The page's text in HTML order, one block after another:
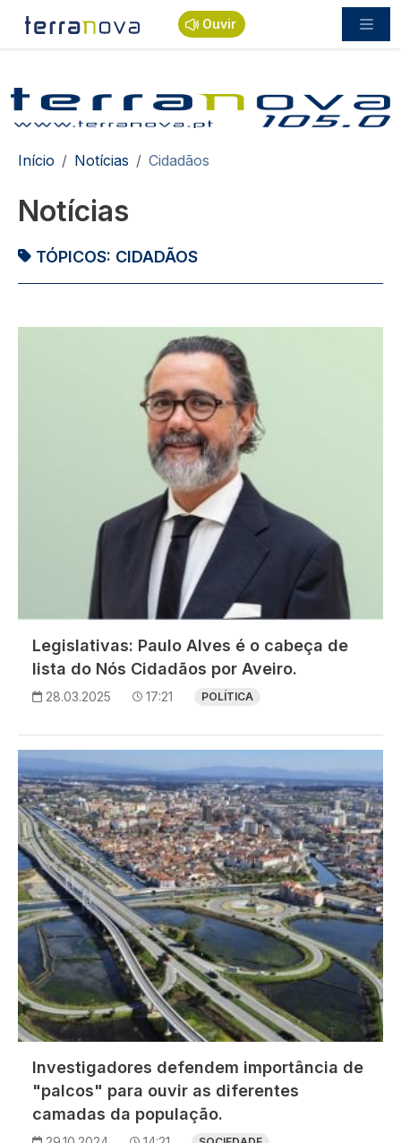
Passar para o conteúdo principal
Ouvir
Navegação estrutural
Início Notícias Cidadãos
Notícias
TÓPICOS: CIDADÃOS
Legislativas: Paulo Alves é o cabeça de
lista do Nós Cidadãos por Aveiro.
28.03.2025 17:21 POLÍTICA
Imagem
Investigadores defendem importância de
"palcos" para ouvir as diferentes
camadas da população.